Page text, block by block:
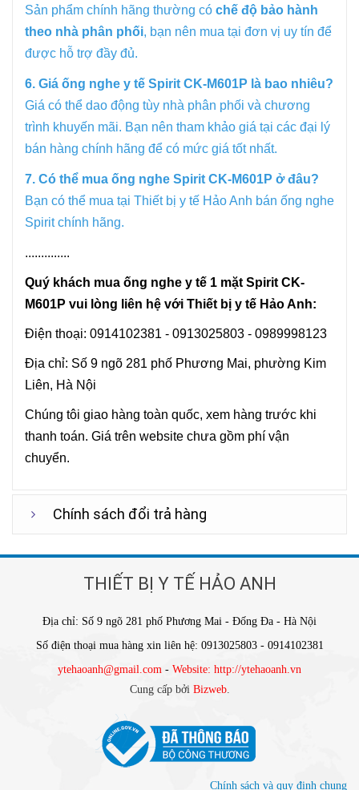
Sản phẩm chính hãng thường có chế độ bảo hành
theo nhà phân phối, bạn nên mua tại đơn vị uy tín để
được hỗ trợ đầy đủ.
6. Giá ống nghe y tế Spirit CK-M601P là bao nhiêu?
Giá có thể dao động tùy nhà phân phối và chương
trình khuyến mãi. Bạn nên tham khảo giá tại các đại lý
bán hàng chính hãng để có mức giá tốt nhất.
7. Có thể mua ống nghe Spirit CK-M601P ở đâu?
Bạn có thể mua tại Thiết bị y tế Hảo Anh bán ống nghe
Spirit chính hãng.
..............
Quý khách mua ống nghe y tế 1 mặt Spirit CK-
M601P vui lòng liên hệ với Thiết bị y tế Hảo Anh:
Điện thoại: 0914102381 - 0913025803 - 0989998123
Địa chỉ: Số 9 ngõ 281 phố Phương Mai, phường Kim
Liên, Hà Nội
Chúng tôi giao hàng toàn quốc, xem hàng trước khi
thanh toán. Giá trên website chưa gồm phí vận
chuyển.
Chính sách đổi trả hàng
THIẾT BỊ Y TẾ HẢO ANH
Địa chỉ: Số 9 ngõ 281 phố Phương Mai - Đống Đa - Hà Nội
Số điện thoại mua hàng xin liên hệ: 0913025803 - 0914102381
ytehaoanh@gmail.com - Website: http://ytehaoanh.vn
Cung cấp bởi Bizweb.
Chính sách và quy định chung